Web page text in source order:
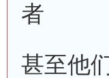
者
甚至他